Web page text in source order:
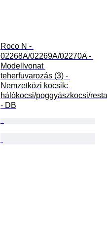
Roco N -
02268A/02269A/02270A -
Modellvonat
teherfuvarozás (3) -
Nemzetközi kocsik:
hálókocsi/poggyászkocsi/
- DB